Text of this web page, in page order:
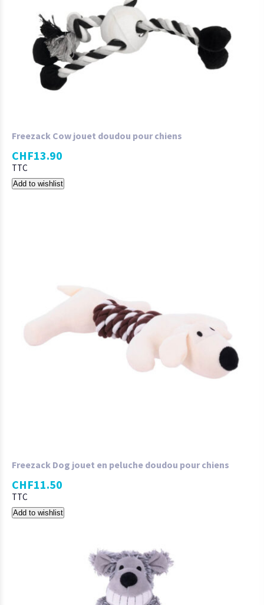
Freezack Cow jouet doudou pour chiens
CHF13.90
TTC
Add to wishlist
Freezack Dog jouet en peluche doudou pour chiens
CHF11.50
TTC
Add to wishlist